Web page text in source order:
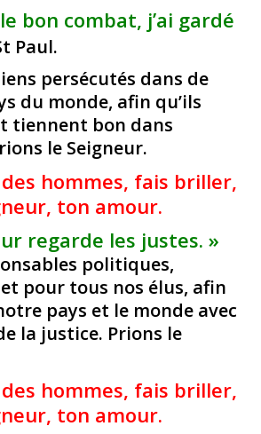
le bon combat, j’ai gardé
Paul.
persécutés dans de
du monde, afin qu’ils
tiennent bon dans
le Seigneur.
hommes, fais briller,
ton amour.
regarde les justes. »
politiques,
pour tous nos élus, afin
pays et le monde avec
la justice. Prions le
hommes, fais briller,
ton amour.